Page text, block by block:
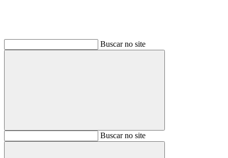
Buscar no site
BuscarBuscar no site